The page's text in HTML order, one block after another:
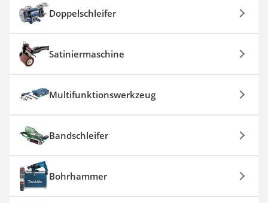
Doppelschleifer
Satiniermaschine
Multifunktionswerkzeug
Bandschleifer
Bohrhammer